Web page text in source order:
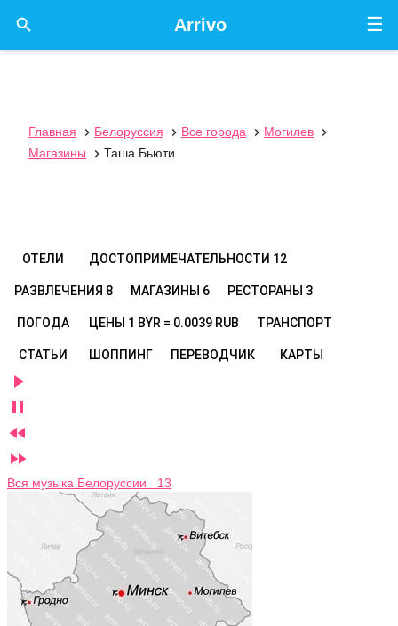
☰
Arrivo

Главная  Белоруссия  Все города  Могилев

Магазины
 Таша Бьюти
ОТЕЛИ ДОСТОПРИМЕЧАТЕЛЬНОСТИ 12
РАЗВЛЕЧЕНИЯ 8 МАГАЗИНЫ 6 РЕСТОРАНЫ 3
ПОГОДА ЦЕНЫ 1 BYR = 0.0039 RUB ТРАНСПОРТ
СТАТЬИ ШОППИНГ ПЕРЕВОДЧИК КАРТЫ




Вся музыка Белоруссии 13